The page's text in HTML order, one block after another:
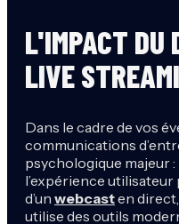
L'IMPACT DU
LIVE
Dans le cadre de vos
communications
psychologique majeur
l’expérience
d’un webcasten
utilise des outils